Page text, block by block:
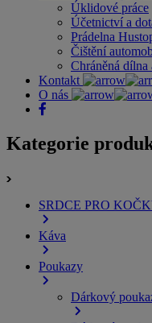
Úklidové práce
Účetnictví a
Prádelna
Čištění
Chráněná
Kontakt
O nás
Kategorie
SRDCE PRO
Káva
Poukazy
Dárkový